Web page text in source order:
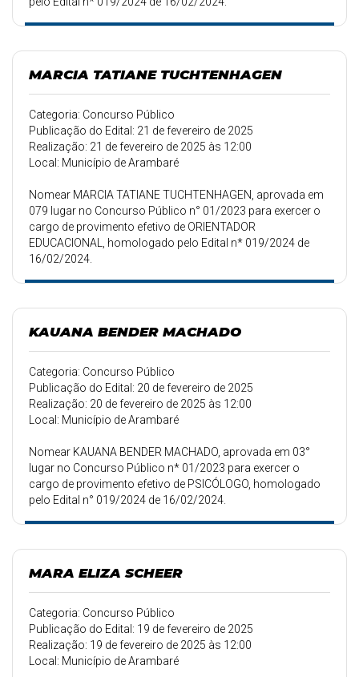
MARCIA TATIANE TUCHTENHAGEN
Categoria: Concurso Público
Publicação do Edital: 21 de fevereiro de 2025
Realização: 21 de fevereiro de 2025 às 12:00
Local: Município de Arambaré
Nomear MARCIA TATIANE TUCHTENHAGEN, aprovada em
079 lugar no Concurso Público n° 01/2023 para exercer o
cargo de provimento efetivo de ORIENTADOR
EDUCACIONAL, homologado pelo Edital n* 019/2024 de
16/02/2024.
KAUANA BENDER MACHADO
Categoria: Concurso Público
Publicação do Edital: 20 de fevereiro de 2025
Realização: 20 de fevereiro de 2025 às 12:00
Local: Município de Arambaré
Nomear KAUANA BENDER MACHADO, aprovada em 03°
lugar no Concurso Público n* 01/2023 para exercer o
cargo de provimento efetivo de PSICÓLOGO, homologado
pelo Edital n° 019/2024 de 16/02/2024.
MARA ELIZA SCHEER
Categoria: Concurso Público
Publicação do Edital: 19 de fevereiro de 2025
Realização: 19 de fevereiro de 2025 às 12:00
Local: Município de Arambaré